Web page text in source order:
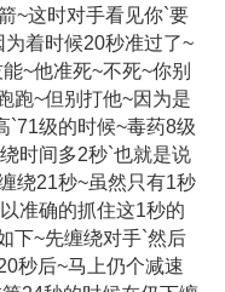
~这时对手看见你`要
着时候20秒准过了~
~他准死~不死~你别
跑~但别打他~因为是
`71级的时候~毒药8级
时间多2秒`也就是说
绕21秒~虽然只有1秒
准确的抓住这1秒的
下~先缠绕对手`然后
秒后~马上仍个减速